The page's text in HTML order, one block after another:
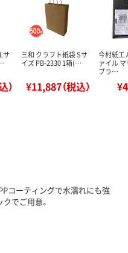
サ
）
三和 クラフト紙袋 Sサ
イズ PB-2330 1箱(…
¥11,887（税込）
今村紙工
ァイル
ブラ…
コーティングで水濡れにも強
でご用意。